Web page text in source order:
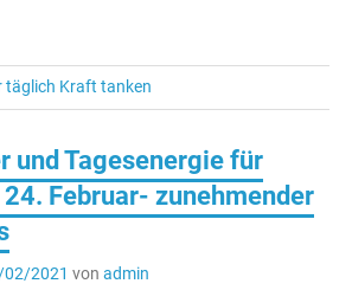
täglich Kraft tanken
und Tagesenergie für
Februar- zunehmender
2021 von admin